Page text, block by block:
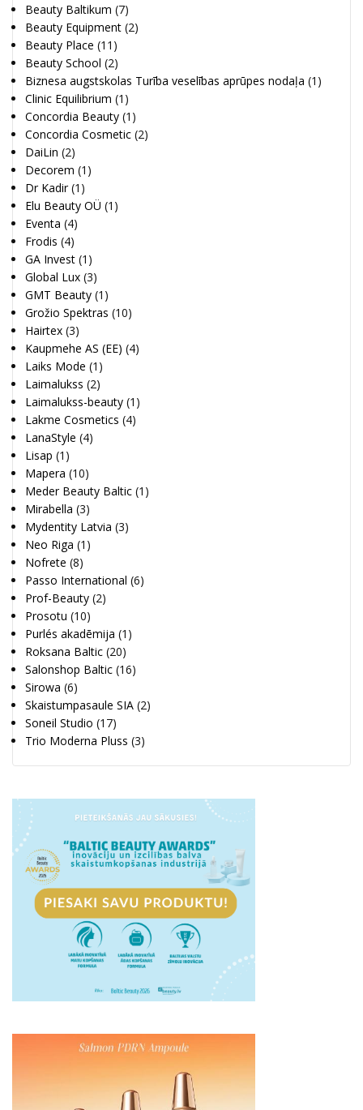
Beauty Baltikum (7)
Beauty Equipment (2)
Beauty Place (11)
Beauty School (2)
Biznesa augstskolas Turība veselības aprūpes nodaļa (1)
Clinic Equilibrium (1)
Concordia Beauty (1)
Concordia Cosmetic (2)
DaiLin (2)
Decorem (1)
Dr Kadir (1)
Elu Beauty OÜ (1)
Eventa (4)
Frodis (4)
GA Invest (1)
Global Lux (3)
GMT Beauty (1)
Grožio Spektras (10)
Hairtex (3)
Kaupmehe AS (EE) (4)
Laiks Mode (1)
Laimalukss (2)
Laimalukss-beauty (1)
Lakme Cosmetics (4)
LanaStyle (4)
Lisap (1)
Mapera (10)
Meder Beauty Baltic (1)
Mirabella (3)
Mydentity Latvia (3)
Neo Riga (1)
Nofrete (8)
Passo International (6)
Prof-Beauty (2)
Prosotu (10)
Purlés akadēmija (1)
Roksana Baltic (20)
Salonshop Baltic (16)
Sirowa (6)
Skaistumpasaule SIA (2)
Soneil Studio (17)
Trio Moderna Pluss (3)